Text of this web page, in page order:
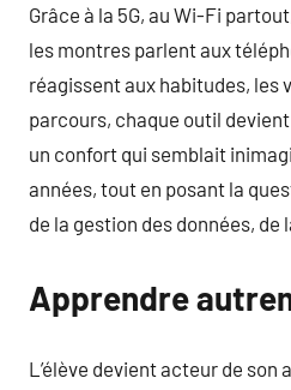
Grâce à la 5G, au Wi-Fi
les montres parlent aux
réagissent aux habitudes, les
parcours, chaque outil
un confort qui semblait
années, tout en posant la
de la gestion des données, de
Apprendre
L’élève devient acteur de